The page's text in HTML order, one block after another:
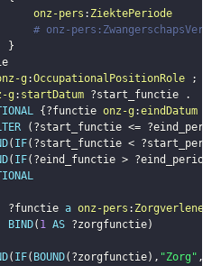
onz-pers : ZiektePeriode
# onz-
}
g :OccupationalPositionRole
;
g : startDatum ?start_functie
.
{ ?functie onz-g :eindDatum
( ?start_functie <=
( IF( ?start_functie <
( IF( ?eind_functie > ?eind_periode
?functie a onz-pers :
BIND( 1 AS ?zorgfunctie)
( IF( BOUND( ?zorgfunctie) , "Zorg" ,